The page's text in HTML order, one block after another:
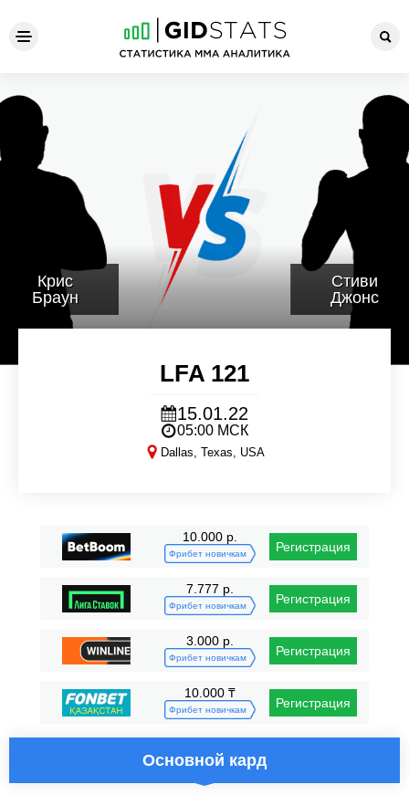
LFA 121
Крис
Браун
Стиви
Джонс
LFA 121
15.01.22
05:00 МСК
Dallas, Texas, USA
10.000 р.
Фрибет новичкам Регистрация
7.777 р.
Фрибет новичкам Регистрация
3.000 р.
Фрибет новичкам Регистрация
10.000 ₸
Фрибет новичкам Регистрация
Основной кард